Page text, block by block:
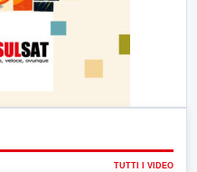
TUTTI I VIDEO